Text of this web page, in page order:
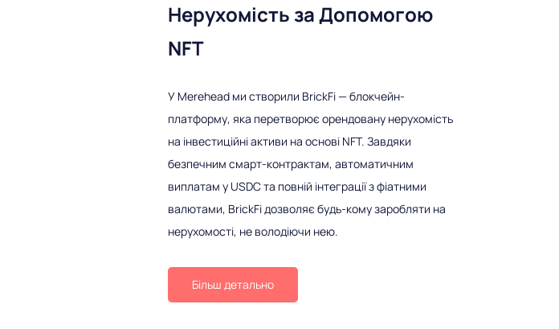
Нерухомість за Допомогою
NFT
У Merehead ми створили BrickFi — блокчейн-
платформу, яка перетворює орендовану нерухомість
на інвестиційні активи на основі NFT. Завдяки
безпечним смарт-контрактам, автоматичним
виплатам у USDC та повній інтеграції з фіатними
валютами, BrickFi дозволяє будь-кому заробляти на
нерухомості, не володіючи нею.
Більш детально